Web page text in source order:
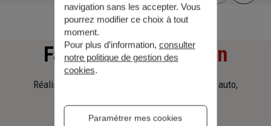
Faitesune simulation
Réalisez une simulation tarifaire d'assurance, auto,
navigation sans les accepter. Vous
pourrez modifier ce choix à tout
moment.
Pour plus d’information, consulter
notre politique de gestion des
cookies.
Paramétrer mes cookies